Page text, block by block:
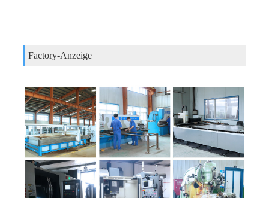
Factory-Anzeige